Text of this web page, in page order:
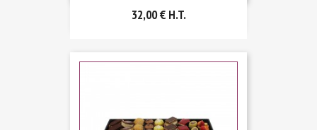
32,00 € H.T.